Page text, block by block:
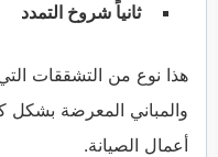
ثانياً شروخ التمدد
هذا نوع من التشققات
والمباني المعرضة بشكل
أعمال الصيانة.